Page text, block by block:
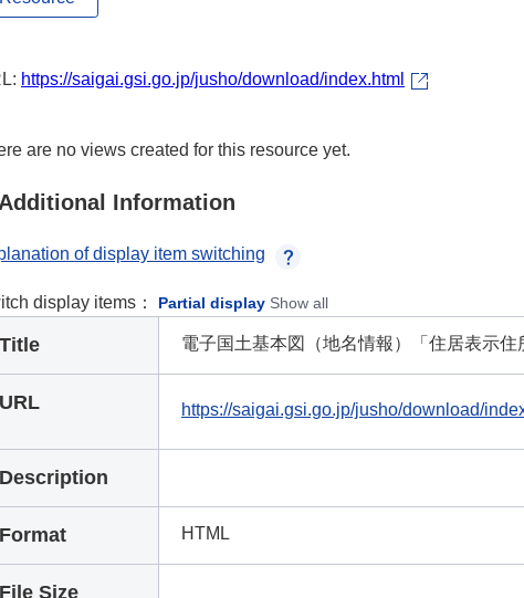
https://saigai.gsi.go.jp/jusho/download/index.html
are no views created for this resource yet.
Additional Information
of display item switching
display items： Partial display Show all
Title 電子国土基本図（地名情報）「住居表示住
URL https://saigai.gsi.go.jp/jusho/download/
Description
Format HTML
File Size